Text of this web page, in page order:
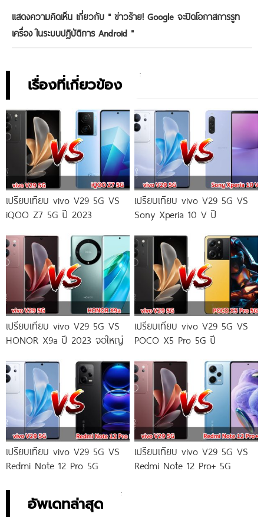
แสดงความคิดเห็น เกี่ยวกับ " ข่าวร้าย! Google จะปิดโอกาสการรูท
เครื่อง ในระบบปฏิบัติการ Android "
เรื่องที่เกี่ยวข้อง
เปรียบเทียบ vivo V29 5G VS
iQOO Z7 5G ปี 2023
เปรียบเทียบ vivo V29 5G VS
Sony Xperia 10 V ปี
เปรียบเทียบ vivo V29 5G VS
HONOR X9a ปี 2023 จอใหญ่
เปรียบเทียบ vivo V29 5G VS
POCO X5 Pro 5G ปี
เปรียบเทียบ vivo V29 5G VS
Redmi Note 12 Pro 5G
เปรียบเทียบ vivo V29 5G VS
Redmi Note 12 Pro+ 5G
อัพเดทล่าสุด